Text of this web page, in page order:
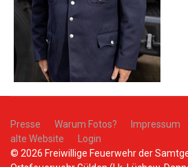
Presse Warum Fotos? Impressum
alte Website
Login
© 2026 Freiwillige Feuerwehr der